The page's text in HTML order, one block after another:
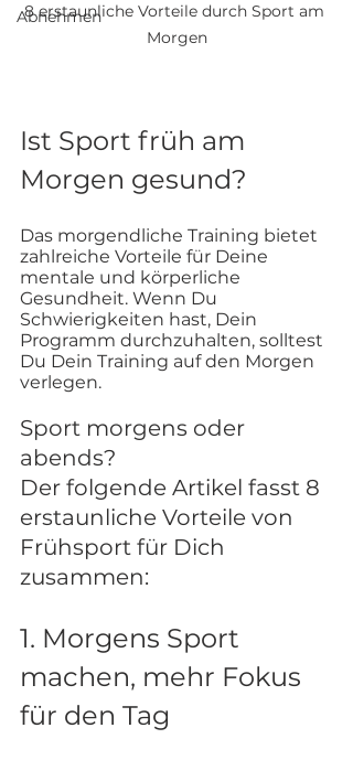
Abnehmen
8 erstaunliche Vorteile durch Sport am
Morgen
Ist Sport früh am
Morgen gesund?
Das morgendliche Training bietet
zahlreiche Vorteile für Deine
mentale und körperliche
Gesundheit. Wenn Du
Schwierigkeiten hast, Dein
Programm durchzuhalten, solltest
Du Dein Training auf den Morgen
verlegen.
Sport morgens oder
abends?
Der folgende Artikel fasst 8
erstaunliche Vorteile von
Frühsport für Dich
zusammen:
1. Morgens Sport
machen, mehr Fokus
für den Tag